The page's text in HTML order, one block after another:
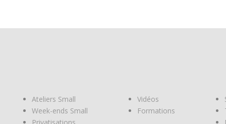
Ateliers Small
Week-ends Small
Vidéos
Formations